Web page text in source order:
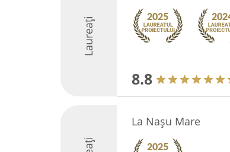
Laureați
8.8
La Nașu Mare